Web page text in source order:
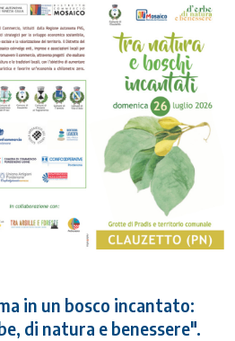
in un bosco incantato:
di natura e benessere".